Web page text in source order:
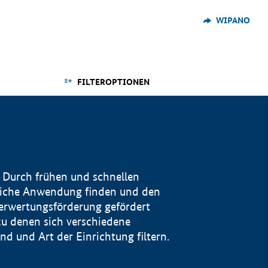
WIPANO
FILTEROPTIONEN
frühen und schnellen
Anwendung finden und den
gefördert
denen sich verschiedene
und Art der Einrichtung filtern.